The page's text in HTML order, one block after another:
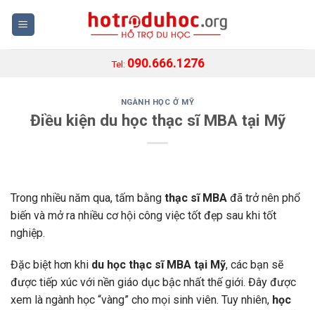
Tel: 090.666.1276
NGÀNH HỌC Ở MỸ
Điều kiện du học thạc sĩ MBA tại Mỹ
Trong nhiều năm qua, tấm bằng thạc sĩ MBA đã trở nên phổ
biến và mở ra nhiều cơ hội công việc tốt đẹp sau khi tốt
nghiệp.
Đặc biệt hơn khi du học thạc sĩ MBA tại Mỹ, các bạn sẽ
được tiếp xúc với nền giáo dục bậc nhất thế giới. Đây được
xem là ngành học “vàng” cho mọi sinh viên. Tuy nhiên, học